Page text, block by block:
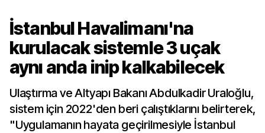
İstanbul Havalimanı'na
kurulacak sistemle 3 uçak
aynı anda inip kalkabilecek
Ulaştırma ve Altyapı Bakanı Abdulkadir Uraloğlu,
sistem için 2022'den beri çalıştıklarını belirterek,
"Uygulamanın hayata geçirilmesiyle İstanbul